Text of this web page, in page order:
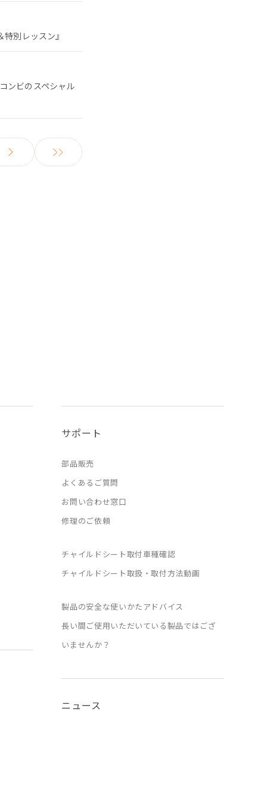
別レッスン』
ンビのスペシャル
サポート
部品販売
よくあるご質問
お問い合わせ窓口
修理のご依頼
チャイルドシート取付車種確認
チャイルドシート取扱・取付方法動画
製品の安全な使いかたアドバイス
長い間ご使用いただいている製品ではござ
いませんか？
ニュース